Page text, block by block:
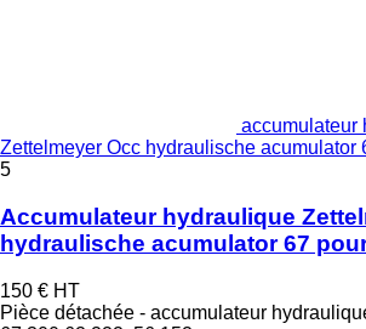
accumulateur
Zettelmeyer Occ hydraulische acumulator
5
Accumulateur hydraulique
hydraulische acumulator 67
150 € HT
Pièce détachée - accumulateur